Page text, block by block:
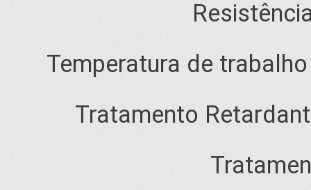
Temperatura de
Tratamento